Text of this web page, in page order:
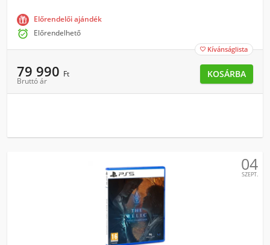
Előrendelői ajándék
 Előrendelhető
 Kívánságlista
79 990 Ft
Bruttó ár
KOSÁRBA
04
SZEPT.